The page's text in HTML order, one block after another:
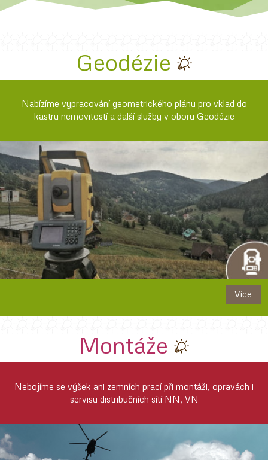
Geodézie
Nabízíme vypracování geometrického plánu pro vklad do
kastru nemovitostí a další služby v oboru Geodézie
Více
Montáže
Nebojíme se výšek ani zemních prací při montáži, opravách i
servisu distribučních sítí NN, VN